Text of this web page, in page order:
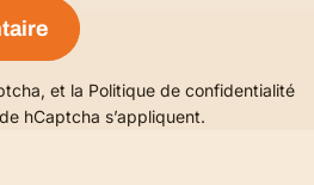
et la Politique de confidentialité
de hCaptcha s’appliquent.